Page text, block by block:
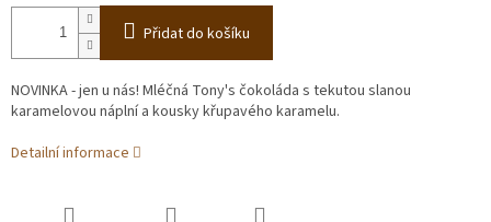
Přidat do košíku
NOVINKA - jen u nás! Mléčná Tony's čokoláda s tekutou slanou
karamelovou náplní a kousky křupavého karamelu.
Detailní informace